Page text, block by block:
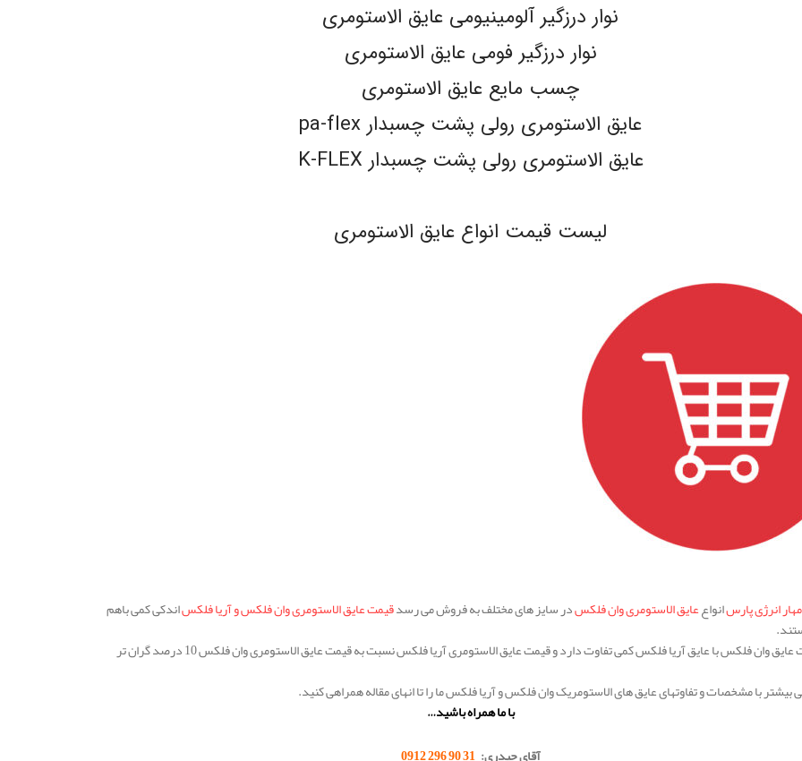
نوار درزگیر آلومینیومی عایق الاستومری
نوار درزگیر فومی عایق الاستومری
چسب مایع عایق الاستومری
عایق الاستومری رولی پشت چسبدار pa-flex
عایق الاستومری رولی پشت چسبدار K-FLEX
لیست قیمت انواع عایق الاستومری
انرژی پارسانواععایق الاستومری وان فلکسدر سایز های مختلف به فروش می رسدقیمت عایق الاستومری وان فلکس و آریا فلکساندکی کمی باهم
از نظر قیمت عایق وان فلکس با عایق آریا فلکس کمی تفاوت دارد و قیمت عایق الاستومری آریا فلکس نسبت به قیمت عایق الاستومری وان فلکس 10 درصد گران تر
بیشتر با مشخصات و تفاوتهای عایق های الاستومریک وان فلکس و آریا فلکس ما را تا انهای مقاله همراهی کنید.
با ما همراه باشید…
آقای حیدری: 31 90 296 0912